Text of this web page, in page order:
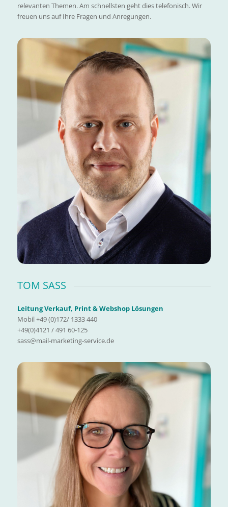
relevanten Themen. Am schnellsten geht dies telefonisch. Wir
freuen uns auf Ihre Fragen und Anregungen.
TOM SASS
Leitung Verkauf, Print & Webshop Lösungen
Mobil +49 (0)172/ 1333 440
+49(0)4121 / 491 60-125
sass@mail-marketing-service.de